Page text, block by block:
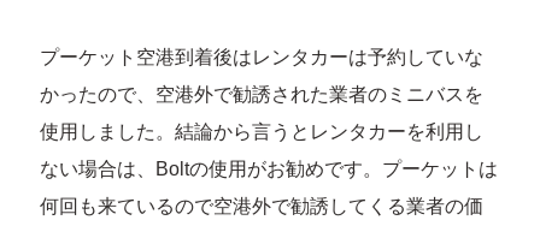
プーケット空港到着後はレンタカーは予約していな
かったので、空港外で勧誘された業者のミニバスを
使用しました。結論から言うとレンタカーを利用し
ない場合は、Boltの使用がお勧めです。プーケットは
何回も来ているので空港外で勧誘してくる業者の価